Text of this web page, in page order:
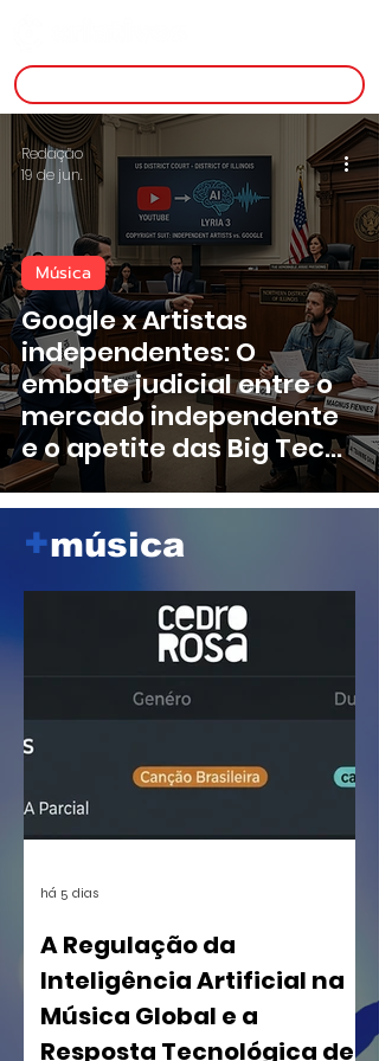
Google x Artistas
independentes: O
embate judicial entre o
mercado independente
e o apetite das Big Techs
por dados
Música
Redação
19 de jun.
+música
A Regulação da
Inteligência Artificial na
Música Global e a
Resposta Tecnológica de
há 5 dias